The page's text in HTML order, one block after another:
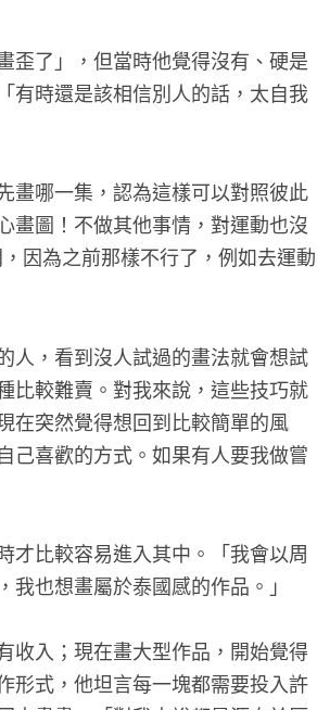
歪了」，但當時他覺得沒有、硬是
有時還是該相信別人的話，太自我
畫哪一集，認為這樣可以對照彼此
畫圖！不做其他事情，對運動也沒
因為之前那樣不行了，例如去運動
人，看到沒人試過的畫法就會想試
比較難賣。對我來說，這些技巧就
在突然覺得想回到比較簡單的風
己喜歡的方式。如果有人要我做嘗
才比較容易進入其中。「我會以周
也想畫屬於泰國感的作品。」
收入；現在畫大型作品，開始覺得
形式，他坦言每一塊都需要投入許